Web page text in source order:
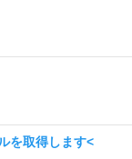
を取得します<